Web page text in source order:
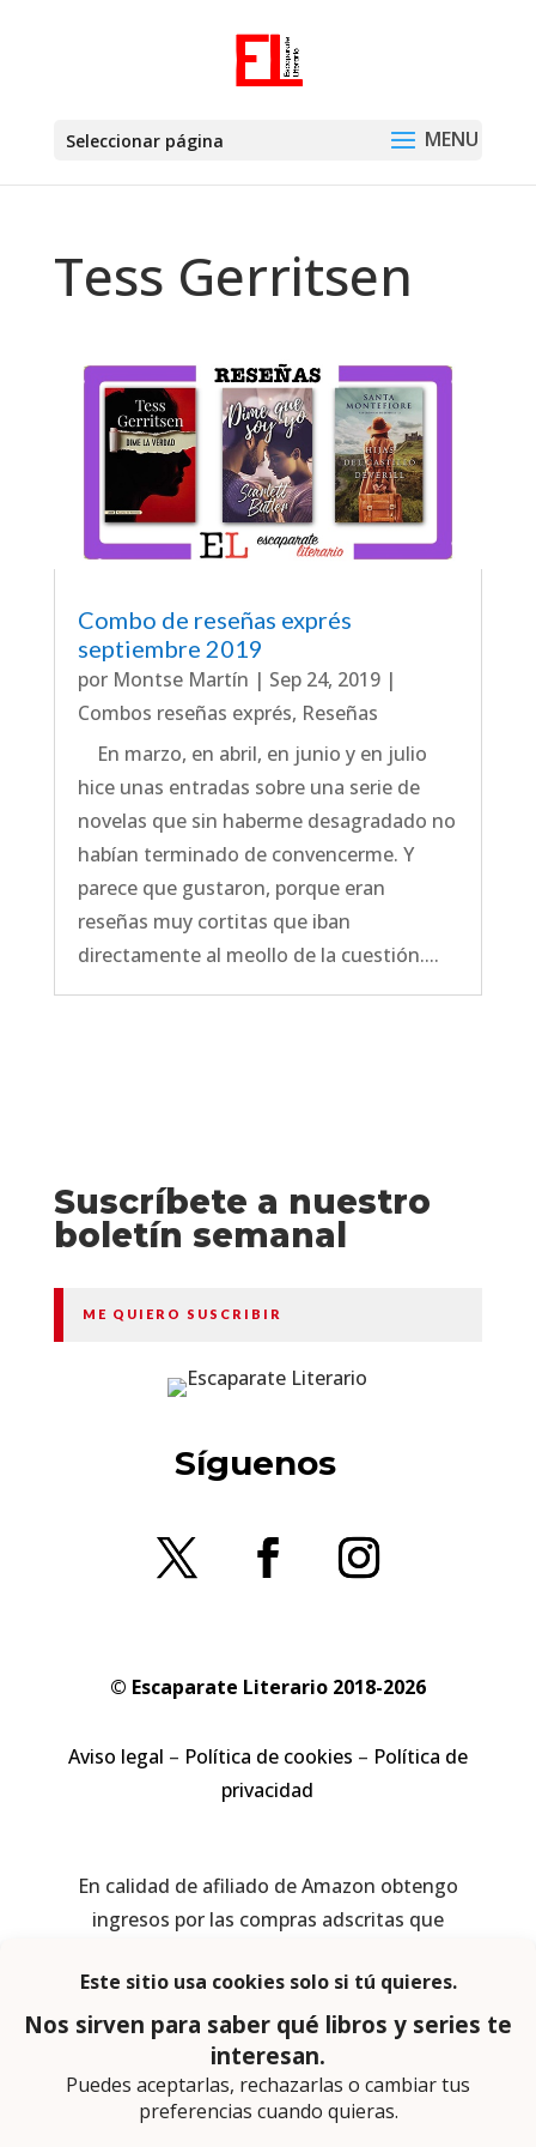
Seleccionar página
Tess Gerritsen
Combo de reseñas exprés
septiembre 2019
por Montse Martín | Sep 24, 2019|
Combos reseñas exprés, Reseñas
En marzo, en abril, en junio y en julio
hice unas entradas sobre una serie de
novelas que sin haberme desagradado no
habían terminado de convencerme. Y
parece que gustaron, porque eran
reseñas muy cortitas que iban
directamente al meollo de la cuestión....
Suscríbete a nuestro
boletín semanal
ME QUIERO SUSCRIBIR
Síguenos
© Escaparate Literario 2018-2026
Aviso legal – Política de cookies – Política de
privacidad
En calidad de afiliado de Amazon obtengo
ingresos por las compras adscritas que
Página web diseñada por